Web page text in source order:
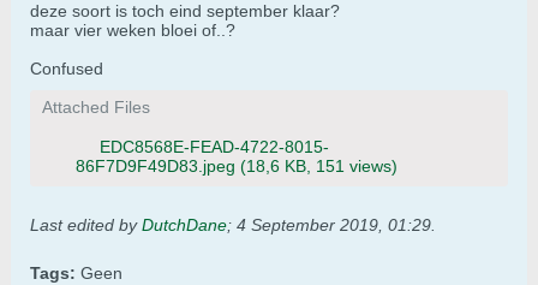
deze soort is toch eind september klaar?
maar vier weken bloei of..?
Confused
Attached Files
EDC8568E-FEAD-4722-8015-
86F7D9F49D83.jpeg (18,6 KB, 151 views)
Last edited byDutchDane; 4 September 2019, 01:29
Tags: Geen